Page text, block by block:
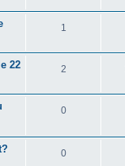
1
22
2
0
0